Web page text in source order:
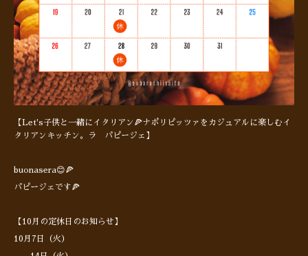
【Let's子供と一緒にイタリアン🍕ナポリピッツァをカジュアルに楽しむイ
タリアンキッチン。ラ パピージェ】
buonasera😊🍕
パピージェです🍕
【10月の定休日のお知らせ】
10月7日（火）